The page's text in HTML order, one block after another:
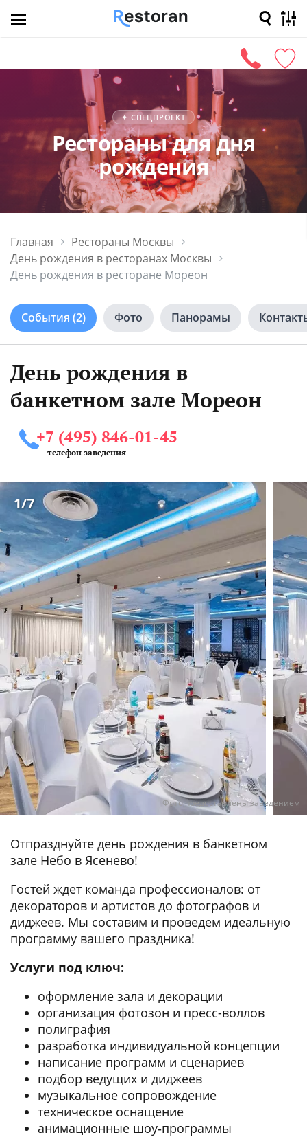
Афиша
✦ СПЕЦПРОЕКТ
Рестораны для дня
рождения
Главная
Рестораны Москвы
День рождения в ресторанах Москвы
День рождения в ресторане Мореон
События (2) Фото Панорамы
День рождения в
банкетном зале Мореон
+7 (495) 846-01-45
телефон заведения
1/7
Фото предоставлены заведением
Отпразднуйте день рождения в банкетном
зале Небо в Ясенево!
Гостей ждет команда профессионалов: от
декораторов и артистов до фотографов и
диджеев. Мы составим и проведем идеальную
программу вашего праздника!
Услуги под ключ:
оформление зала и декорации
организация фотозон и пресс-воллов
полиграфия
разработка индивидуальной концепции
написание программ и сценариев
подбор ведущих и диджеев
музыкальное сопровождение
техническое оснащение
анимационные шоу‑программы